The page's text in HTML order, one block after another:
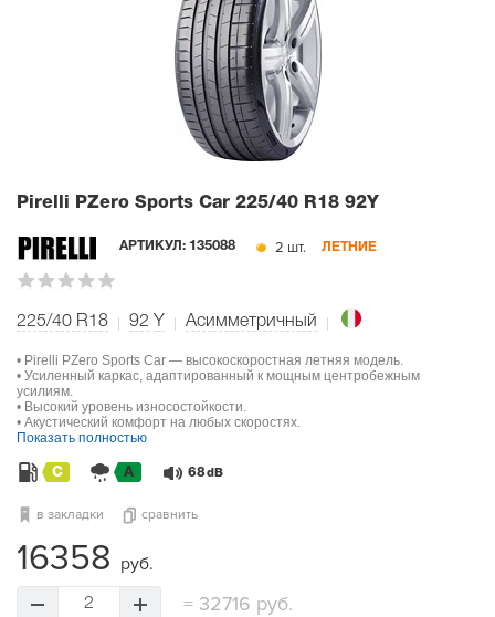
Pirelli PZero Sports Car 225/40 R18 92Y
АРТИКУЛ: 135088 2 шт. ЛЕТНИЕ
225/40 R18 92 Y Асимметричный
• Pirelli PZero Sports Car — высокоскоростная летняя модель.
• Усиленный каркас, адаптированный к мощным центробежным
усилиям.
• Высокий уровень износостойкости.
• Акустический комфорт на любых скоростях.
Показать полностью
C A 68dB
в закладки сравнить
16358 руб.
2 = 32716 руб.